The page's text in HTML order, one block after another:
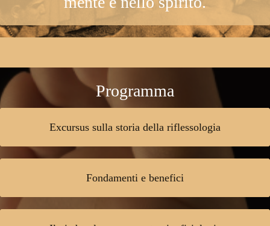
Programma
Excursus sulla storia della riflessologia
Fondamenti e benefici